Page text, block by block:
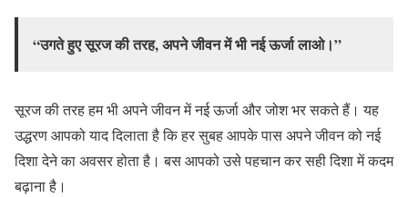
“उगते हुए सूरज की तरह, अपने जीवन में भी नई ऊर्जा लाओ।”
सूरज की तरह हम भी अपने जीवन में नई ऊर्जा और जोश भर सकते हैं। यह
उद्धरण आपको याद दिलाता है कि हर सुबह आपके पास अपने जीवन को नई
दिशा देने का अवसर होता है। बस आपको उसे पहचान कर सही दिशा में कदम
बढ़ाना है।